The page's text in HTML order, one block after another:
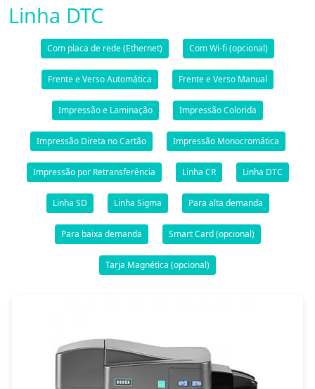
Linha DTC
Com placa de rede (Ethernet) Com Wi-fi (opcional)
Frente e Verso Automática Frente e Verso Manual
Impressão e Laminação Impressão Colorida
Impressão Direta no Cartão Impressão Monocromática
Impressão por Retransferência Linha CR Linha DTC
Linha SD Linha Sigma Para alta demanda
Para baixa demanda Smart Card (opcional)
Tarja Magnética (opcional)